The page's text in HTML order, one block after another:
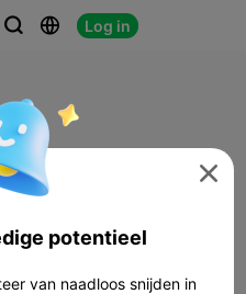
  Log in

potentieel
van naadloos snijden in